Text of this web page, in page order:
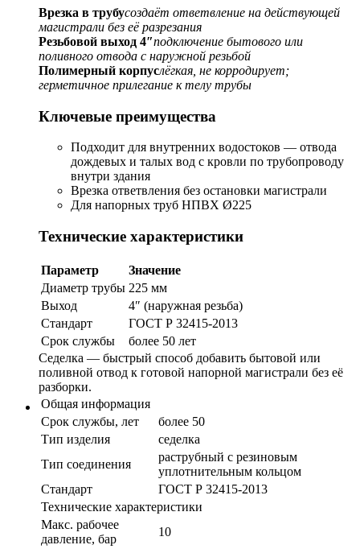
Врезка в трубусоздаёт ответвление на действующей
магистрали без её разрезания
Резьбовой выход 4″подключение бытового или
поливного отвода с наружной резьбой
Полимерный корпуслёгкая, не корродирует;
герметичное прилегание к телу трубы
Ключевые преимущества
Подходит для внутренних водостоков — отвода
дождевых и талых вод с кровли по трубопроводу
внутри здания
Врезка ответвления без остановки магистрали
Для напорных труб НПВХ Ø225
Технические характеристики
Параметр
Значение
Диаметр трубы 225 мм
Выход
4″ (наружная резьба)
Стандарт
ГОСТ Р 32415-2013
Срок службы
более 50 лет
Седелка — быстрый способ добавить бытовой или
поливной отвод к готовой напорной магистрали без её
разборки.
Общая информация
Срок службы, лет
более 50
Тип изделия
седелка
Тип соединения
раструбный с резиновым
уплотнительным кольцом
Стандарт
ГОСТ Р 32415-2013
Технические характеристики
Макс. рабочее
давление, бар
10